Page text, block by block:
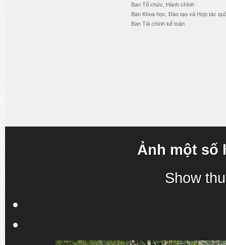
Ban Tổ chức, Hành chính
Ban Khoa học, Đào tạo và Hợp tác
Ban Tài chính kế toán
Ảnh một số
Show